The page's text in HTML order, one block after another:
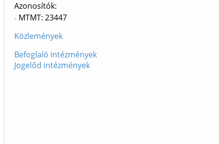
Azonosítók
MTMT: 23447
Közlemények
Befoglaló intézmények
Jogelőd intézmények